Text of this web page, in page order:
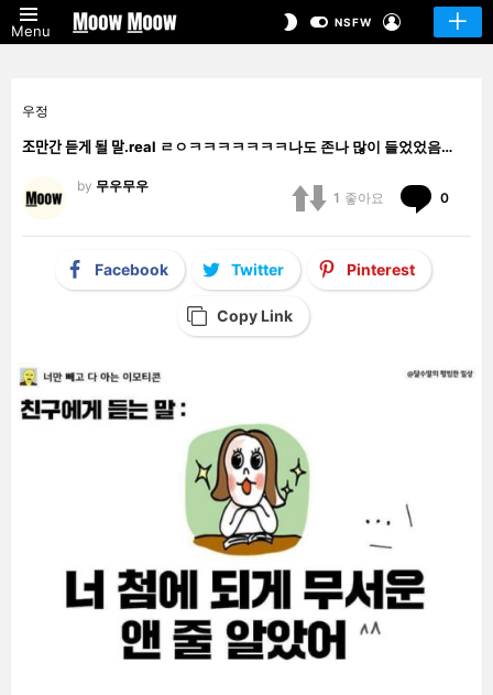
Menu
SWITCHNSFW
우정
조만간 듣게 될 말.real ㄹㅇㅋㅋㅋㅋㅋㅋㅋ나도 존나 많이 들었었음…
by 무우무우
1 좋아요 0
Facebook Twitter Pinterest
Copy Link